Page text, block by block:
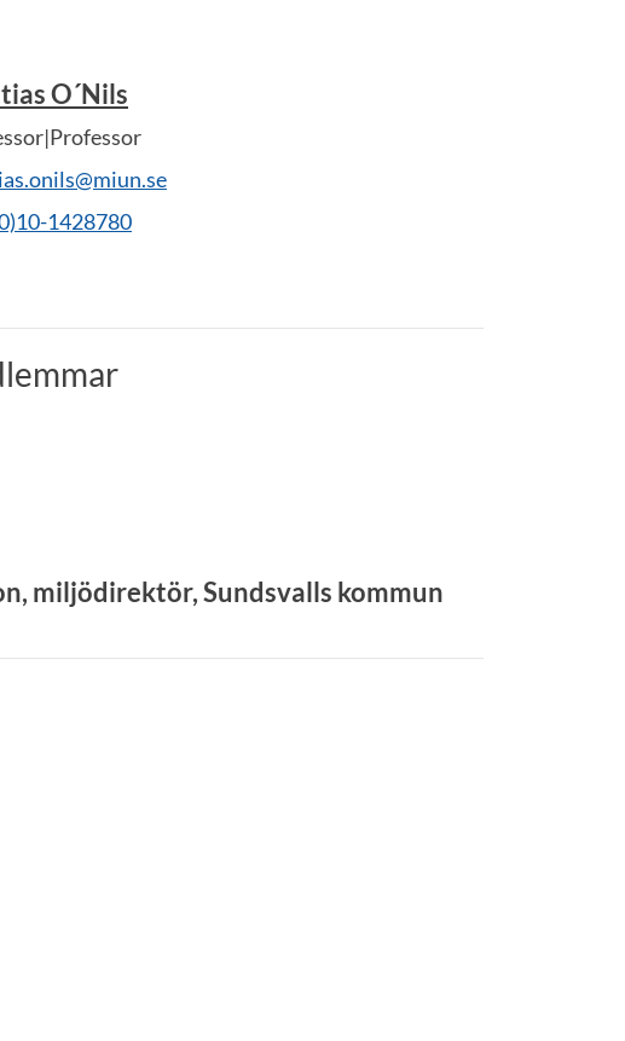
O´Nils
1428780
miljödirektör, Sundsvalls kommun